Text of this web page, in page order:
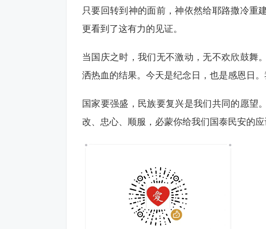
只要回转到神的面前，神依然给耶路撒冷重
更看到了这有力的见证。
当国庆之时，我们无不激动，无不欢欣鼓舞
洒热血的结果。今天是纪念日，也是感恩日
国家要强盛，民族要复兴是我们共同的愿望
改、忠心、顺服，必蒙你给我们国泰民安的应